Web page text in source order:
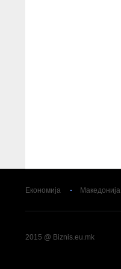
Економија Македонија
2015 @ Biznis.eu.mk